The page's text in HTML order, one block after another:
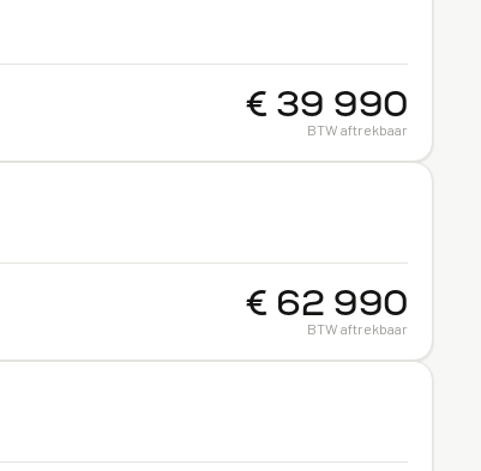
€ 39 990
BTW aftrekbaar
€ 62 990
BTW aftrekbaar